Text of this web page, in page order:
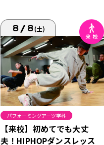
8/8(土)
パフォーミングアーツ学科
【来校】初めてでも大丈
夫！HIPHOPダンスレッス